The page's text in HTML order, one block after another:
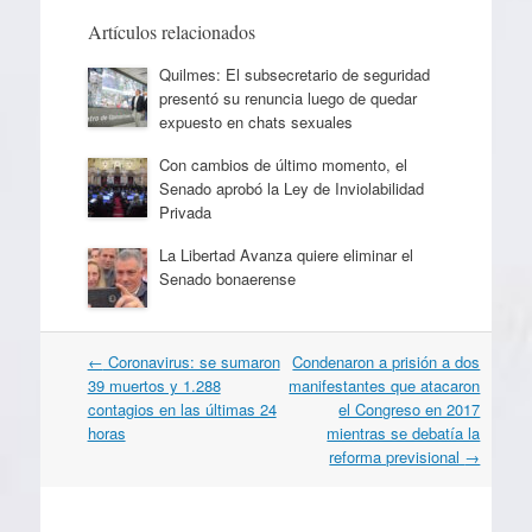
Artículos relacionados
Quilmes: El subsecretario de seguridad
presentó su renuncia luego de quedar
expuesto en chats sexuales
Con cambios de último momento, el
Senado aprobó la Ley de Inviolabilidad
Privada
La Libertad Avanza quiere eliminar el
Senado bonaerense
Navegación
por
artículos
← Coronavirus: se sumaron
39 muertos y 1.288
contagios en las últimas 24
horas
Condenaron a prisión a dos
manifestantes que atacaron
el Congreso en 2017
mientras se debatía la
reforma previsional →